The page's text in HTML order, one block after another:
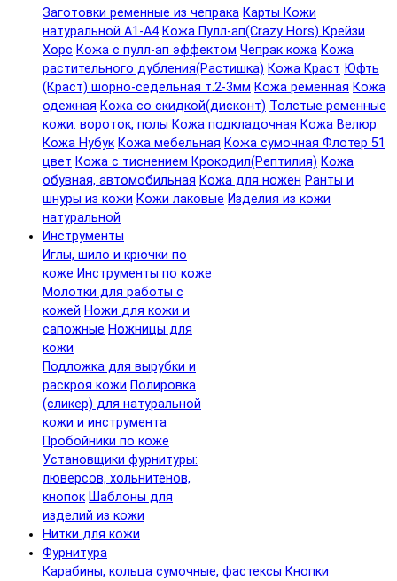
Заготовки ременные из чепрака Карты Кожи
натуральной А1-А4 Кожа Пулл-ап(Crazy Hors) Крейзи
Хорс Кожа с пулл-ап эффектом Чепрак кожа Кожа
растительного дубления(Растишка) Кожа Краст Юфть
(Краст) шорно-седельная т.2-3мм Кожа ременная Кожа
одежная Кожа со скидкой(дисконт) Толстые ременные
кожи: вороток, полы Кожа подкладочная Кожа Велюр
Кожа Нубук Кожа мебельная Кожа сумочная Флотер 51
цвет Кожа с тиснением Крокодил(Рептилия) Кожа
обувная, автомобильная Кожа для ножен Ранты и
шнуры из кожи Кожи лаковые Изделия из кожи
натуральной
Инструменты
Иглы, шило и крючки по
коже Инструменты по коже
Молотки для работы с
кожей Ножи для кожи и
сапожные Ножницы для
кожи
Подложка для вырубки и
раскроя кожи Полировка
(сликер) для натуральной
кожи и инструмента
Пробойники по коже
Установщики фурнитуры:
люверсов, хольнитенов,
кнопок Шаблоны для
изделий из кожи
Нитки для кожи
Фурнитура
Карабины, кольца сумочные, фастексы Кнопки